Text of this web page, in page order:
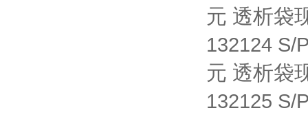
元 透析袋
132124 S/
元 透析袋
132125 S/